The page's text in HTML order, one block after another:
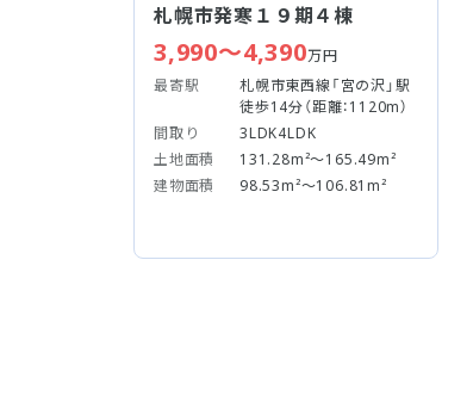
札幌市発寒１９期４棟
3,990～4,390万円
最寄駅
札幌市東西線「宮の沢」駅
徒歩14分（距離：1120m）
間取り
3LDK4LDK
土地面積
131.28m²～165.49m²
建物面積
98.53m²～106.81m²